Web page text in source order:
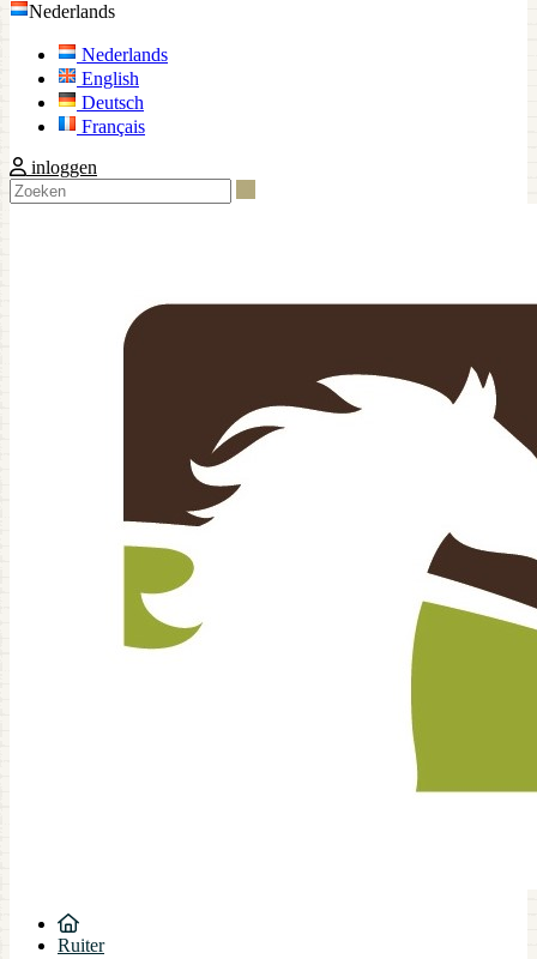
Nederlands
Nederlands
English
Deutsch
Français
inloggen
Ruiter